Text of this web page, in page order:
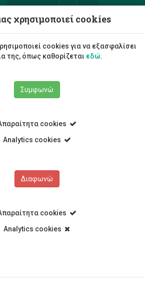
χρησιμοποιεί cookies
cookies για να εξασφαλίσει
της, όπως καθορίζεται εδώ.
Συμφωνώ
cookies
Analytics cookies
Διαφωνώ
cookies
Analytics cookies